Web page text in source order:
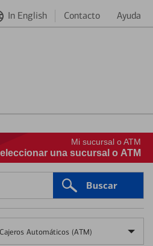
In English Contacto Ayuda
Mi sucursal o ATM
una sucursal o ATM
Buscar
Cajeros Automáticos (ATM)